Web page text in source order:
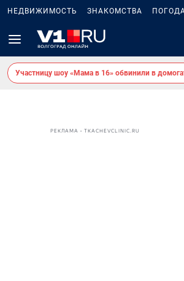
НЕДВИЖИМОСТЬ ЗНАКОМСТВА
Участницу шоу «Мама в 16» обвинили в
РЕКЛАМА • TKACHEVCLINIC.RU